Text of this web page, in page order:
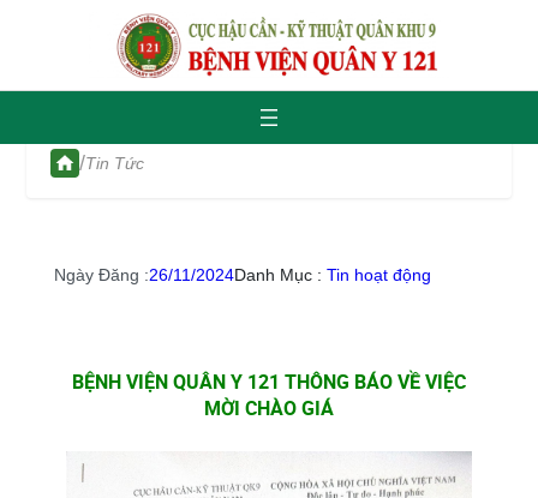
/Tin Tức
Ngày Đăng :26/11/2024Danh Mục : Tin hoạt động
BỆNH VIỆN QUÂN Y 121 THÔNG BÁO VỀ VIỆC
MỜI CHÀO GIÁ